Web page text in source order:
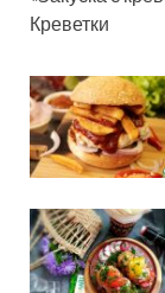
Креветки